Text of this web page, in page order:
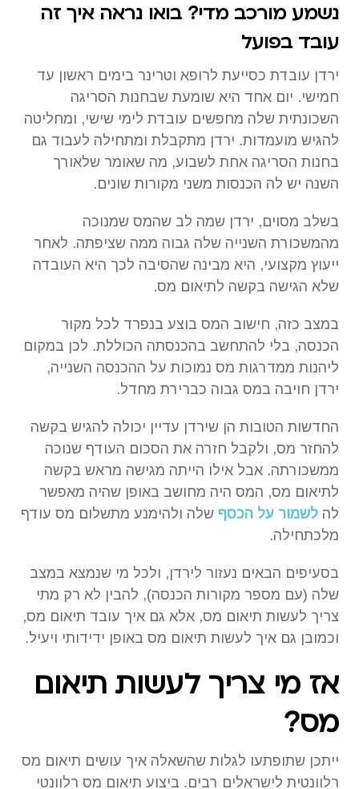
נשמע מורכב מדי? בואו נראה איך זה
עובד בפועל
ירדן עובדת כסייעת לרופא וטרינר בימים ראשון עד
חמישי. יום אחד היא שומעת שבחנות הסריגה
השכונתית שלה מחפשים עובדת לימי שישי, ומחליטה
להגיש מועמדות. ירדן מתקבלת ומתחילה לעבוד גם
בחנות הסריגה אחת לשבוע, מה שאומר שלאורך
השנה יש לה הכנסות משני מקורות שונים.
בשלב מסוים, ירדן שמה לב שהמס שמנוכה
מהמשכורת השנייה שלה גבוה ממה שציפתה. לאחר
ייעוץ מקצועי, היא מבינה שהסיבה לכך היא העובדה
שלא הגישה בקשה לתיאום מס.
במצב כזה, חישוב המס בוצע בנפרד לכל מקור
הכנסה, בלי להתחשב בהכנסתה הכוללת. לכן במקום
ליהנות ממדרגות מס נמוכות על ההכנסה השנייה,
ירדן חויבה במס גבוה כברירת מחדל.
החדשות הטובות הן שירדן עדיין יכולה להגיש בקשה
להחזר מס, ולקבל חזרה את הסכום העודף שנוכה
ממשכורתה. אבל אילו הייתה מגישה מראש בקשה
לתיאום מס, המס היה מחושב באופן שהיה מאפשר
לה לשמור על הכסף שלה ולהימנע מתשלום מס עודף
מלכתחילה.
בסעיפים הבאים נעזור לירדן, ולכל מי שנמצא במצב
שלה (עם מספר מקורות הכנסה), להבין לא רק מתי
צריך לעשות תיאום מס, אלא גם איך עובד תיאום מס,
וכמובן גם איך לעשות תיאום מס באופן ידידותי ויעיל.
אז מי צריך לעשות תיאום
מס?
ייתכן שתופתעו לגלות שהשאלה איך עושים תיאום מס
רלוונטית לישראלים רבים. ביצוע תיאום מס רלוונטי